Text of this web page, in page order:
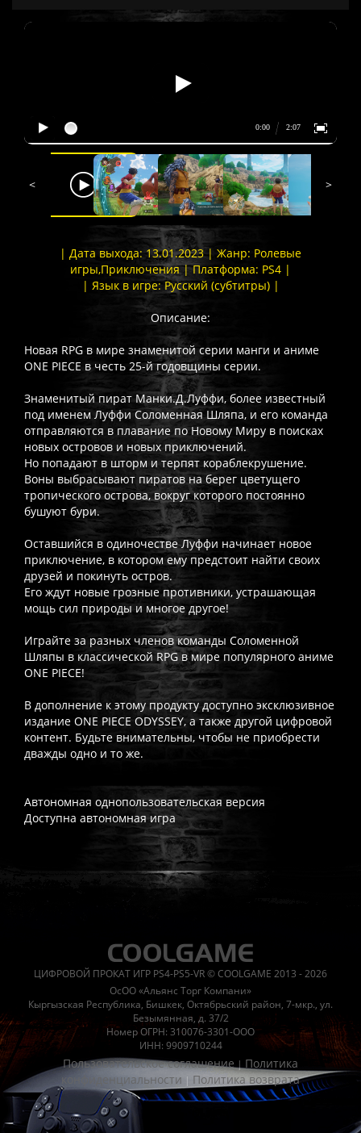
< >
| Дата выхода: 13.01.2023 | Жанр: Ролевые
игры,Приключения | Платформа: PS4 |
| Язык в игре: Русский (субтитры) |
Описание:
Новая RPG в мире знаменитой серии манги и аниме
ONE PIECE в честь 25-й годовщины серии.
Знаменитый пират Манки.Д.Луффи, более известный
под именем Луффи Соломенная Шляпа, и его команда
отправляются в плавание по Новому Миру в поисках
новых островов и новых приключений.
Но попадают в шторм и терпят кораблекрушение.
Воны выбрасывают пиратов на берег цветущего
тропического острова, вокруг которого постоянно
бушуют бури.
Оставшийся в одиночестве Луффи начинает новое
приключение, в котором ему предстоит найти своих
друзей и покинуть остров.
Его ждут новые грозные противники, устрашающая
мощь сил природы и многое другое!
Играйте за разных членов команды Соломенной
Шляпы в классической RPG в мире популярного аниме
ONE PIECE!
В дополнение к этому продукту доступно эксклюзивное
издание ONE PIECE ODYSSEY, а также другой цифровой
контент. Будьте внимательны, чтобы не приобрести
дважды одно и то же.
Автономная однопользовательская версия
Доступна автономная игра
Часто спрашивают
Работает ли русский язык? Если локализация игры для
Что если игра не запускается?Свяжитесь с нашей
Есть ли поддержка после покупки?Да, наша поддержка
ЦИФРОВОЙ ПРОКАТ ИГР PS4-PS5-VR © COOLGAME 2013 - 2026
ОсОО «Альянс Торг Компани»
Кыргызская Республика, Бишкек, Октябрьский район, 7-мкр., ул.
Безымянная, д. 37/2
Номер ОГРН: 310076-3301-ООО
ИНН: 9909710244
Пользовательское соглашение| Политика
конфиденциальности | Политика возврата